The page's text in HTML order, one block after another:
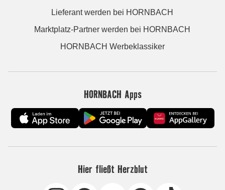
Lieferant werden bei HORNBACH
Marktplatz-Partner werden bei HORNBACH
HORNBACH Werbeklassiker
HORNBACH Apps
Hier fließt Herzblut